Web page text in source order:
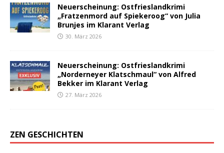
Neuerscheinung: Ostfrieslandkrimi
„Fratzenmord auf Spiekeroog“ von Julia
Brunjes im Klarant Verlag
30. März 2026
Neuerscheinung: Ostfrieslandkrimi
„Norderneyer Klatschmaul“ von Alfred
Bekker im Klarant Verlag
27. März 2026
ZEN GESCHICHTEN